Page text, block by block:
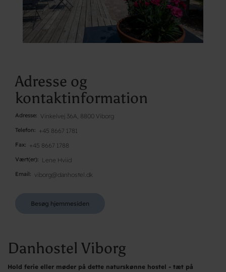
Adresse og
kontaktinformation
Adresse Vinkelvej 36A, 8800 Viborg
Telefon +45 8667 1781
Fax +45 8667 1788
Vært(er) Lene Hviid
Email viborg@danhostel.dk
Besøg hjemmesiden
Danhostel Viborg
Hold ferie eller møder på dette naturskønne hostel - tæt på